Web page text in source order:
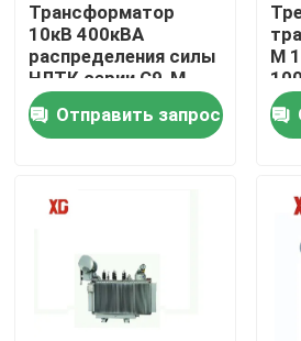
Продукты
О нас
Проверка качества
Свяжитесь мы
Трансформатор
10кВ 400кВА
распределения силы
НЛТК серии С9-М
полностью
загерметизированный
маслопогруженный
Отправить запрос
M